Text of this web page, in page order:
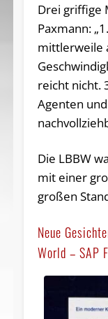
Drei griffige
Paxmann:
mittlerweile
reicht nicht.
Agenten
Die LBBW
mit einer
großen
Neue
World – SAP